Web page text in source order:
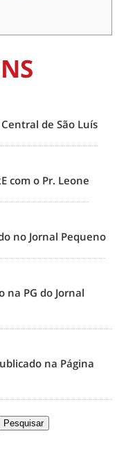
de São Luís
com o Pr. Leone
no Jornal Pequeno
na PG do Jornal
na Página